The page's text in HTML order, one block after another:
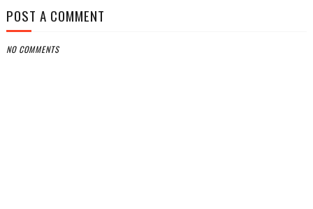
POST A COMMENT
NO COMMENTS